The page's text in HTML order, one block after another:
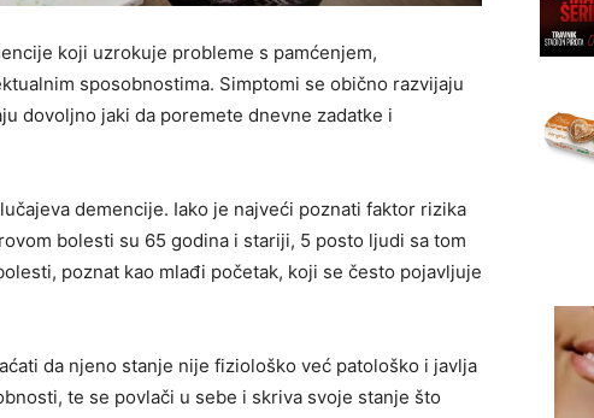
koji uzrokuje probleme s pamćenjem,
sposobnostima. Simptomi se obično razvijaju
dovoljno jaki da poremete dnevne zadatke i
demencije. Iako je najveći poznati faktor rizika
bolesti su 65 godina i stariji, 5 posto ljudi sa tom
poznat kao mlađi početak, koji se često pojavljuje
da njeno stanje nije fiziološko već patološko i javlja
te se povlači u sebe i skriva svoje stanje što